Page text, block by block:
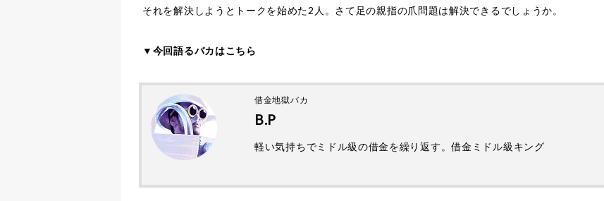
それを解決しようとトークを始めた2人。さて足の親指の爪問題は解決できるでしょうか。
▼今回語るバカはこちら
借金地獄バカ
B.P
軽い気持ちでミドル級の借金を繰り返す。借金ミドル級キング